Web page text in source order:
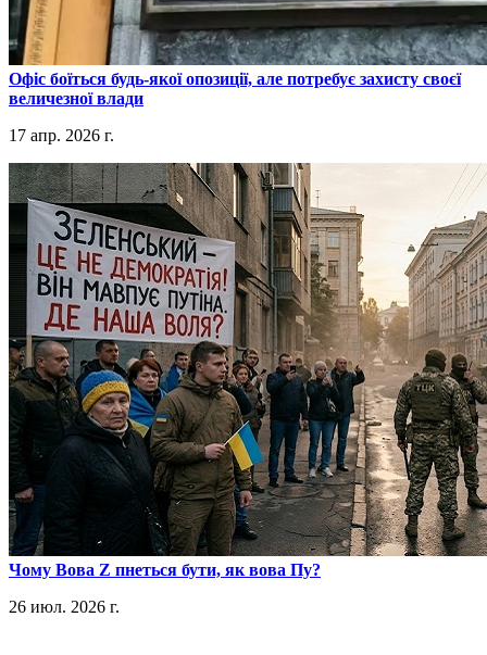
​Офіс боїться будь-якої опозиції, але потребує захисту своєї
величезної влади
17 апр. 2026 г.
​Чому Вова Z пнеться бути, як вова Пу?
26 июл. 2026 г.